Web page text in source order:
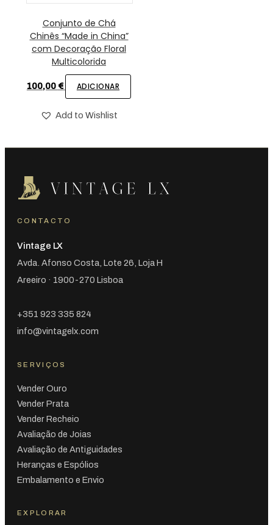
Conjunto de Chá
Chinês “Made in China”
com Decoração Floral
Multicolorida
100,00 € ADICIONAR
Add to Wishlist
CONTACTO
Vintage LX
Avda. Afonso Costa, Lote 26, Loja H
Areeiro · 1900-270 Lisboa
+351 923 335 824
info@vintagelx.com
SERVIÇOS
Vender Ouro
Vender Prata
Vender Recheio
Avaliação de Joias
Avaliação de Antiguidades
Heranças e Espólios
Embalamento e Envio
EXPLORAR